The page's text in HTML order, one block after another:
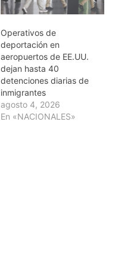
Operativos de
deportación en
aeropuertos de EE.UU.
dejan hasta 40
detenciones diarias de
inmigrantes
agosto 4, 2026
En «NACIONALES»